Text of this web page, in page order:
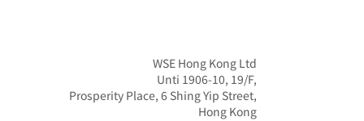
WSE Hong Kong Ltd
Unti 1906-10, 19/F,
Prosperity Place, 6 Shing Yip Street,
Hong Kong